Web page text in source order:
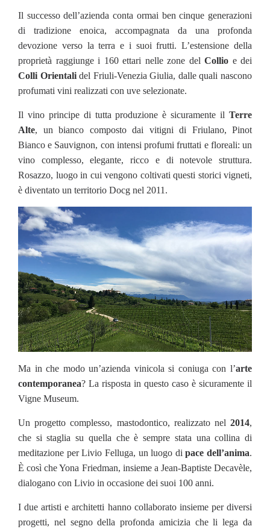
Il successo dell’azienda conta ormai ben cinque generazioni
di tradizione enoica, accompagnata da una profonda
devozione verso la terra e i suoi frutti. L’estensione della
proprietà raggiunge i 160 ettari nelle zone del Collio e dei
Colli Orientalidel Friuli-Venezia Giulia, dalle quali nascono
profumati vini realizzati con uve selezionate.
Il vino principe di tutta produzione è sicuramente il Terre
Alte, un bianco composto dai vitigni di Friulano, Pinot
Bianco e Sauvignon, con intensi profumi fruttati e floreali: un
vino complesso, elegante, ricco e di notevole struttura.
Rosazzo, luogo in cui vengono coltivati questi storici vigneti,
è diventato un territorio Docg nel 2011.
Ma in che modo un’azienda vinicola si coniuga con l’arte
contemporanea? La risposta in questo caso è sicuramente il
Vigne Museum.
Un progetto complesso, mastodontico, realizzato nel 2014,
che si staglia su quella che è sempre stata una collina di
meditazione per Livio Felluga, un luogo dipace dell’anima.
È così che Yona Friedman, insieme a Jean-Baptiste Decavèle,
dialogano con Livio in occasione dei suoi 100 anni.
I due artisti e architetti hanno collaborato insieme per diversi
progetti, nel segno della profonda amicizia che li lega da